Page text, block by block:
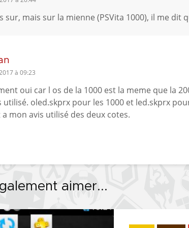
sur, mais sur la mienne (PSVita 1000), il me
à 09:23
oui car l os de la 1000 est la meme que la
oled.skprx pour les 1000 et led.skprx
mon avis utilisé des deux cotes.
aimer...